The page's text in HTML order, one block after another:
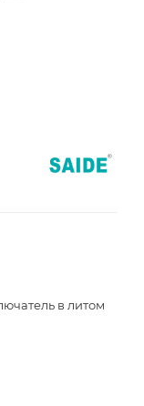
в литом